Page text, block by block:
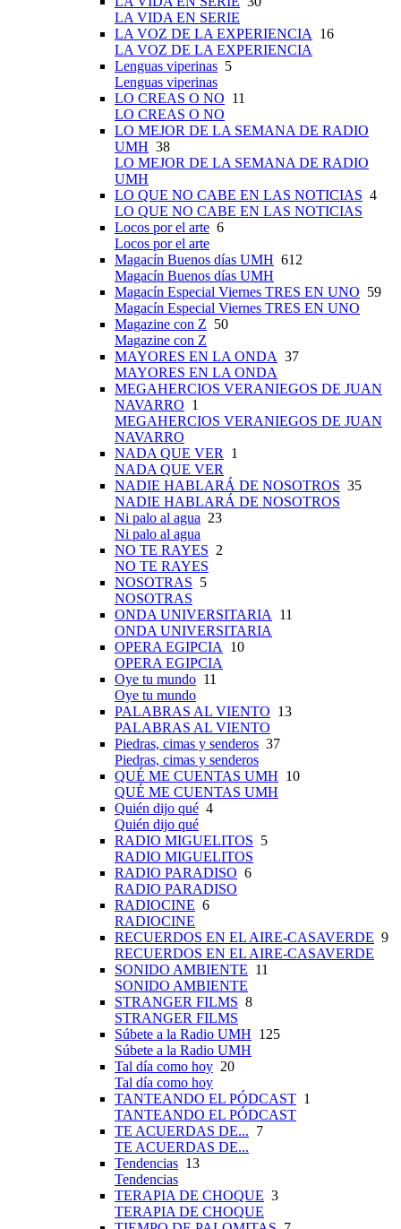
LA VIDA EN SERIE
LA VOZ DE LA EXPERIENCIA
16
LA VOZ DE LA EXPERIENCIA
Lenguas viperinas 5
Lenguas viperinas
LO CREAS O NO 11
LO CREAS O NO
LO MEJOR DE LA SEMANA DE RADIO
UMH 38
LO MEJOR DE LA SEMANA DE RADIO
UMH
LO QUE NO CABE EN LAS NOTICIAS 4
LO QUE NO CABE EN LAS NOTICIAS
Locos por el arte 6
Locos por el arte
Magacín Buenos días UMH 612
Magacín Buenos días UMH
Magacín Especial Viernes TRES EN UNO 59
Magacín Especial Viernes TRES EN UNO
Magazine con Z 50
Magazine con Z
MAYORES EN LA ONDA 37
MAYORES EN LA ONDA
MEGAHERCIOS VERANIEGOS DE JUAN
NAVARRO 1
MEGAHERCIOS VERANIEGOS DE JUAN
NAVARRO
NADA QUE VER
1
NADA QUE VER
NADIE HABLARÁ DE NOSOTROS 35
NADIE HABLARÁ DE NOSOTROS
Ni palo al agua 23
Ni palo al agua
NO TE RAYES 2
NO TE RAYES
NOSOTRAS 5
NOSOTRAS
ONDA UNIVERSITARIA
11
ONDA UNIVERSITARIA
OPERA EGIPCIA
10
OPERA EGIPCIA
Oye tu mundo 11
Oye tu mundo
PALABRAS AL VIENTO 13
PALABRAS AL VIENTO
Piedras, cimas y senderos 37
Piedras, cimas y senderos
QUÉ ME CUENTAS UMH 10
QUÉ ME CUENTAS UMH
Quién dijo qué 4
Quién dijo qué
RADIO MIGUELITOS 5
RADIO MIGUELITOS
RADIO PARADISO 6
RADIO PARADISO
RADIOCINE 6
RADIOCINE
RECUERDOS EN EL AIRE-CASAVERDE 9
RECUERDOS EN EL AIRE-CASAVERDE
SONIDO AMBIENTE 11
SONIDO AMBIENTE
STRANGER FILMS 8
STRANGER FILMS
Súbete a la Radio UMH 125
Súbete a la Radio UMH
Tal día como hoy 20
Tal día como hoy
TANTEANDO EL PÓDCAST 1
TANTEANDO EL PÓDCAST
TE ACUERDAS DE... 7
TE ACUERDAS DE...
Tendencias 13
Tendencias
TERAPIA DE CHOQUE 3
TERAPIA DE CHOQUE